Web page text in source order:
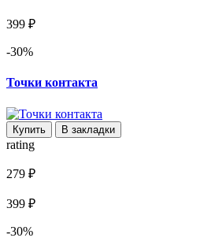
399 ₽
-30%
Точки контакта
Купить В закладки
rating
279 ₽
399 ₽
-30%